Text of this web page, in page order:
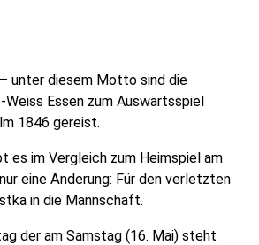
unter diesem Motto sind die
Weiss Essen zum Auswärtsspiel
1846 gereist.
es im Vergleich zum Heimspiel am
eine Änderung: Für den verletzten
in die Mannschaft.
der am Samstag (16. Mai) steht